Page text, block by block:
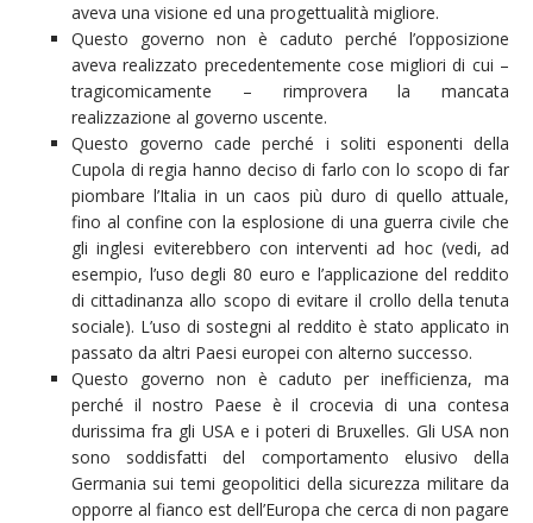
aveva una visione ed una progettualità migliore.
Questo governo non è caduto perché l’opposizione
aveva realizzato precedentemente cose migliori di cui –
tragicomicamente – rimprovera la mancata
realizzazione al governo uscente.
Questo governo cade perché i soliti esponenti della
Cupola di regia hanno deciso di farlo con lo scopo di far
piombare l’Italia in un caos più duro di quello attuale,
fino al confine con la esplosione di una guerra civile che
gli inglesi eviterebbero con interventi ad hoc (vedi, ad
esempio, l’uso degli 80 euro e l’applicazione del reddito
di cittadinanza allo scopo di evitare il crollo della tenuta
sociale). L’uso di sostegni al reddito è stato applicato in
passato da altri Paesi europei con alterno successo.
Questo governo non è caduto per inefficienza, ma
perché il nostro Paese è il crocevia di una contesa
durissima fra gli USA e i poteri di Bruxelles. Gli USA non
sono soddisfatti del comportamento elusivo della
Germania sui temi geopolitici della sicurezza militare da
opporre al fianco est dell’Europa che cerca di non pagare